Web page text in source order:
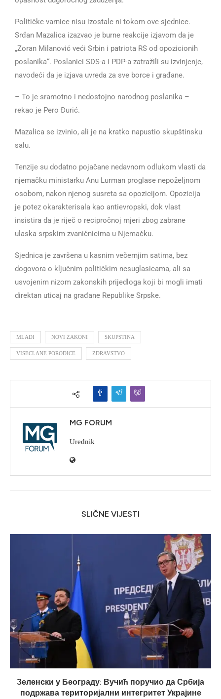
Političke varnice nisu izostale ni tokom ove sjednice.
Srđan Mazalica izazvao je burne reakcije izjavom da je
„Zoran Milanović veći Srbin i patriota RS od opozicionih
poslanika“. Poslanici SDS-a i PDP-a zatražili su izvinjenje,
navodeći da je izjava uvreda za sve borce i građane.
– To je sramotno i nedostojno narodnog poslanika –
rekao je Pero Đurić.
Mazalica se izvinio, ali je na kratko napustio skupštinsku
salu.
Tenzije su dodatno pojačane nedavnom odlukom vlasti da
njemačku ministarku Anu Lurman proglase nepoželjnom
osobom, nakon njenog susreta sa opozicijom. Opozicija
je potez okarakterisala kao antievropski, dok vlast
insistira da je riječ o recipročnoj mjeri zbog zabrane
ulaska srpskim zvaničnicima u Njemačku.
Sjednica je završena u kasnim večernjim satima, bez
dogovora o ključnim političkim nesuglasicama, ali sa
usvojenim nizom zakonskih prijedloga koji bi mogli imati
direktan uticaj na građane Republike Srpske.
MLADI NOVI ZAKONI SKUPSTINA
VISECLANE PORODICE ZDRAVSTVO
MG FORUM
Urednik
SLIČNE VIJESTI
Зеленски у Београду: Вучић поручио да Србија
подржава територијални интегритет Украјине